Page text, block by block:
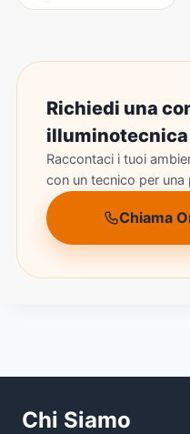
Richiedi una
illuminotecnica
Raccontaci i tuoi
con un tecnico per
Chiama
Chi Siamo